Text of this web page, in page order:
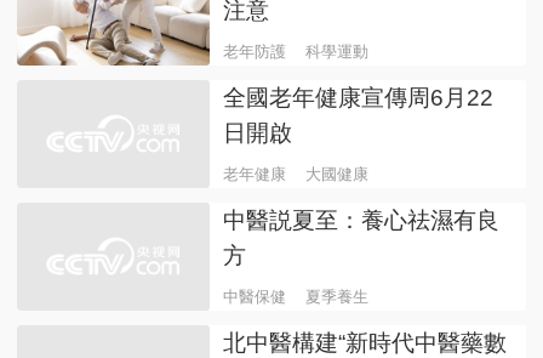
注意
老年防護 科學運動
全國老年健康宣傳周6月22
日開啟
老年健康 大國健康
中醫説夏至：養心祛濕有良
方
中醫保健 夏季養生
北中醫構建“新時代中醫藥數